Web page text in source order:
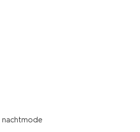
nachtmode